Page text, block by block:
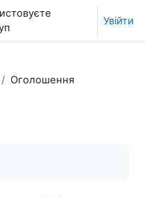
Увійти
Оголошення